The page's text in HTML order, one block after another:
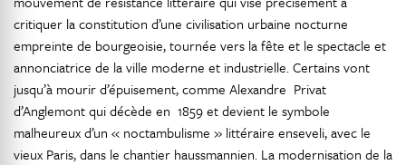
critiquer la constitution d’une civilisation urbaine nocturne
empreinte de bourgeoisie, tournée vers la fête et le spectacle et
annonciatrice de la ville moderne et industrielle. Certains vont
jusqu’à mourir d’épuisement, comme Alexandre Privat
d’Anglemont qui décède en 1859 et devient le symbole
malheureux d’un « noctambulisme » littéraire enseveli, avec le
vieux Paris, dans le chantier haussmannien. La modernisation de la